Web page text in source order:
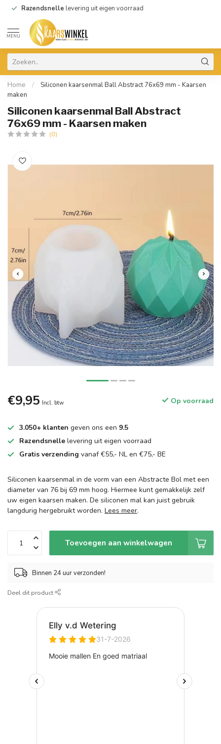
Razendsnelle levering uit eigen voorraad
MENU
Home /
Siliconen kaarsenmal Ball Abstract 76x69 mm - Kaarsen
maken
Siliconen kaarsenmal Ball Abstract
76x69 mm - Kaarsen maken
(0)
€9,95 Incl. btw Op voorraad
3.050+ klanten geven ons een 9.5
Razendsnelle levering uit eigen voorraad
Gratis verzending vanaf €55,- NL en €75,- BE
Siliconen kaarsenmal in de vorm van een Abstracte Bol met een
diameter van 76 bij 69 mm hoog. Hiermee kunt gemakkelijk zelf
uw eigen kaarsen maken. De siliconen mal kan juist gebruik
langdurig hergebruikt worden. Lees meer.
Toevoegen aan winkelwagen
Binnen 24 uur verzonden!
Deel dit product